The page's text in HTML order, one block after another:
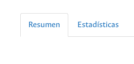
Resumen Estadísticas